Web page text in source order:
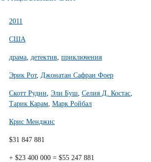
2011
США
драма, детектив, приключения
Эрик Рот, Джонатан Сафран Фоер
Скотт Рудин, Эли Буш, Селия Д. Костас,
Тарик Карам, Марк Ройбал
Крис Менджис
$31 847 881
+ $23 400 000 = $55 247 881